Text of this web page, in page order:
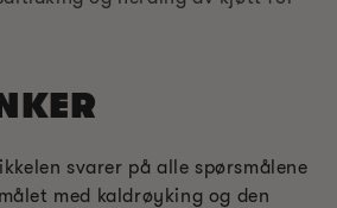
svarer på alle spørsmålene
med kaldrøyking og den